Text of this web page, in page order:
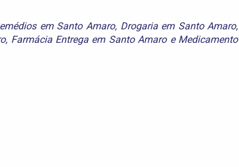
em Santo Amaro, Drogaria em Santo Amaro,
, Farmácia Entrega em Santo Amaroe Medicamento